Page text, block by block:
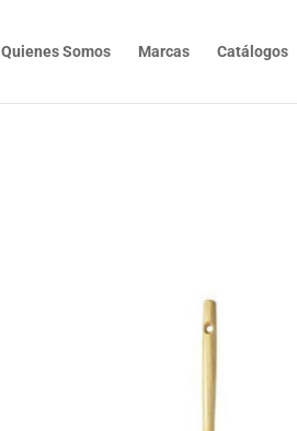
Quienes Somos Marcas Catálogos